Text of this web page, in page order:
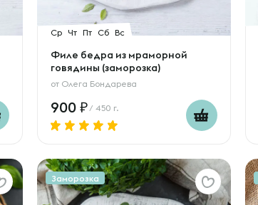
Ср Чт Пт Сб Вс
Филе бедра из мраморной
говядины (заморозка)
от Олега Бондарева
900 / 450 г.
Заморозка